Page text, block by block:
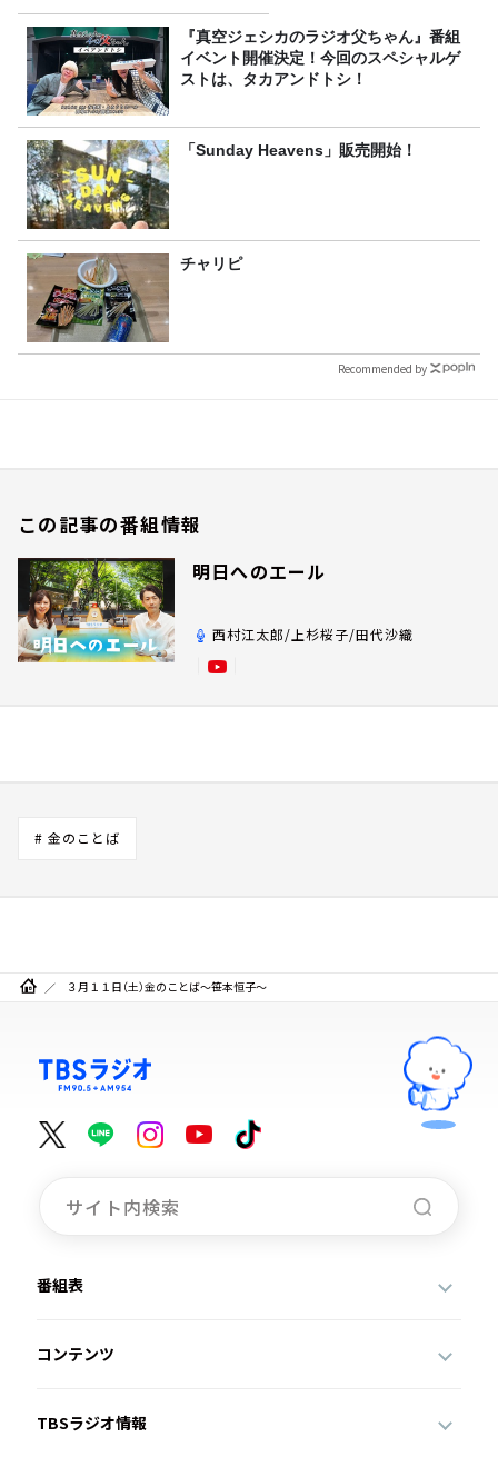
『真空ジェシカのラジオ父ちゃん』番組
イベント開催決定！今回のスペシャルゲ
ストは、タカアンドトシ！
「Sunday Heavens」販売開始！
チャリピ
Recommended by
この記事の番組情報
明日へのエール
西村江太郎/上杉桜子/田代沙織
# 金のことば
３月１１日（土）金のことば～笹本恒子～
番組表
コンテンツ
TBSラジオ情報